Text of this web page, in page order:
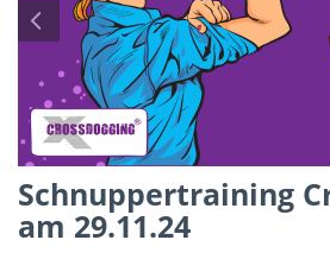
Schnuppertraining
am 29.11.24